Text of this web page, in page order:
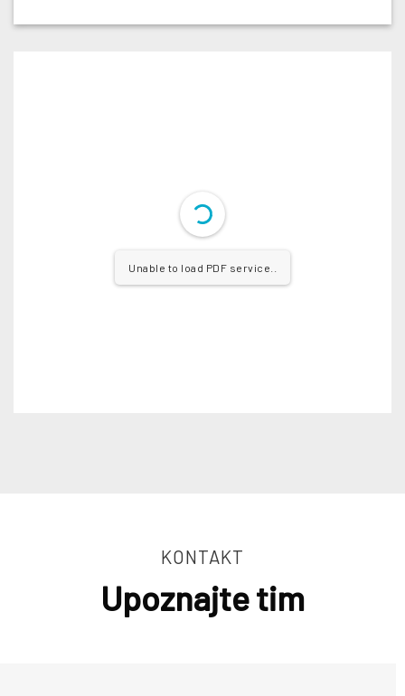
Unable to load PDF service..
KONTAKT
Upoznajte tim